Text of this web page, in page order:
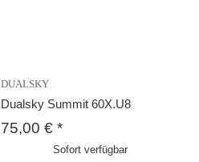
DUALSKY
Dualsky Summit 60X.U8
75,00 € *
Sofort verfügbar